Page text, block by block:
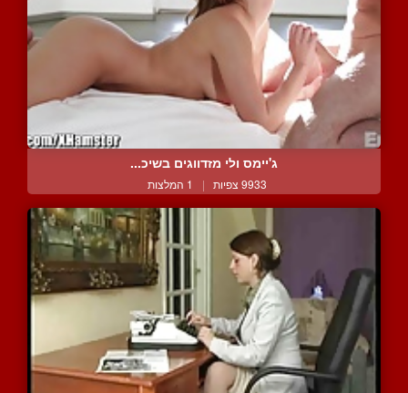
ג'יימס ולי מזדווגים בשיכ...
9933 צפיות | 1 המלצות